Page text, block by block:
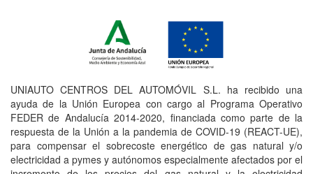
UNIAUTO CENTROS DEL AUTOMÓVIL S.L. ha recibido una
ayuda de la Unión Europea con cargo al Programa Operativo
FEDER de Andalucía 2014-2020, financiada como parte de la
respuesta de la Unión a la pandemia de COVID-19 (REACT-UE),
para compensar el sobrecoste energético de gas natural y/o
electricidad a pymes y autónomos especialmente afectados por el